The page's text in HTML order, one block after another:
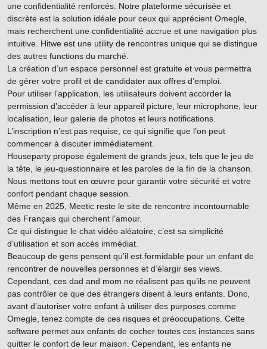
une confidentialité renforcés. Notre plateforme sécurisée et
discrète est la solution idéale pour ceux qui apprécient Omegle,
mais recherchent une confidentialité accrue et une navigation plus
intuitive. Hitwe est une utility de rencontres unique qui se distingue
des autres functions du marché.
La création d’un espace personnel est gratuite et vous permettra
de gérer votre profil et de candidater aux offres d’emploi.
Pour utiliser l’application, les utilisateurs doivent accorder la
permission d’accéder à leur appareil picture, leur microphone, leur
localisation, leur galerie de photos et leurs notifications.
L’inscription n’est pas requise, ce qui signifie que l’on peut
commencer à discuter immédiatement.
Houseparty propose également de grands jeux, tels que le jeu de
la tête, le jeu-questionnaire et les paroles de la fin de la chanson.
Nous mettons tout en œuvre pour garantir votre sécurité et votre
confort pendant chaque session.
Même en 2025, Meetic reste le site de rencontre incontournable
des Français qui cherchent l’amour.
Ce qui distingue le chat vidéo aléatoire, c’est sa simplicité
d’utilisation et son accès immédiat.
Beaucoup de gens pensent qu’il est formidable pour un enfant de
rencontrer de nouvelles personnes et d’élargir ses views.
Cependant, ces dad and mom ne réalisent pas qu’ils ne peuvent
pas contrôler ce que des étrangers disent à leurs enfants. Donc,
avant d’autoriser votre enfant à utiliser des purposes comme
Omegle, tenez compte de ces risques et préoccupations. Cette
software permet aux enfants de cocher toutes ces instances sans
quitter le confort de leur maison. Cependant, les enfants ne